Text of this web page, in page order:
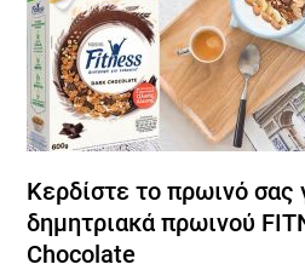
Kερδίστε το πρωινό σας
δημητριακά πρωινού
Chocolate